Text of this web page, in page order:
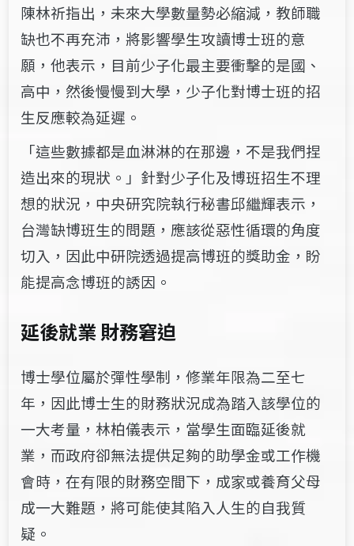
陳林祈指出，未來大學數量勢必縮減，教師職
缺也不再充沛，將影響學生攻讀博士班的意
願，他表示，目前少子化最主要衝擊的是國、
高中，然後慢慢到大學，少子化對博士班的招
生反應較為延遲。
「這些數據都是血淋淋的在那邊，不是我們捏
造出來的現狀。」針對少子化及博班招生不理
想的狀況， 中央研究院執行秘書邱繼輝表示，
台灣缺博班生的問題，應該從惡性循環的角度
切入，因此中研院透過提高博班的獎助金，盼
能提高念博班的誘因。
延後就業 財務窘迫
博士學位屬於彈性學制，修業年限為二至七
年，因此博士生的財務狀況成為踏入該學位的
一大考量，林柏儀表示，當學生面臨延後就
業，而政府卻無法提供足夠的助學金或工作機
會時，在有限的財務空間下，成家或養育父母
成一大難題，將可能使其陷入人生的自我質
疑。